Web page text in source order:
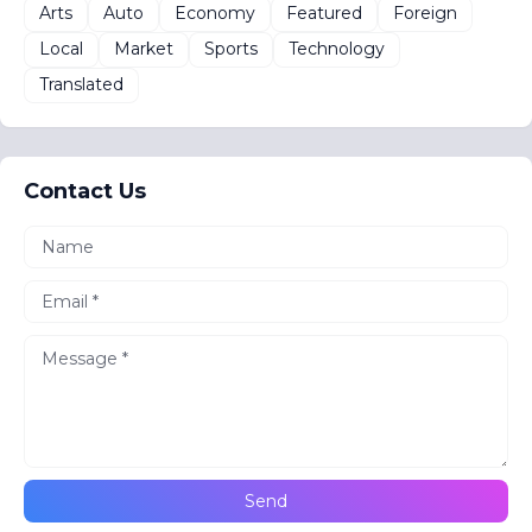
Arts Auto Economy Featured
Foreign
Local
Market Sports
Technology
Translated
Contact Us